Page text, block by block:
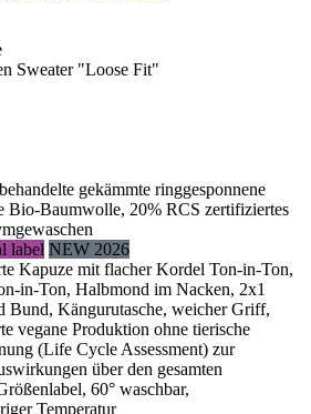
Sweater "Loose Fit"
gekämmte ringgesponnene
Bio-Baumwolle, 20% RCS zertifiziertes
label NEW 2026
Kapuze mit flacher Kordel Ton-in-Ton,
in-Ton, Halbmond im Nacken, 2x1
Bund, Kängurutasche, weicher Griff,
vegane Produktion ohne tierische
(Life Cycle Assessment) zur
über den gesamten
60° waschbar,
Temperatur